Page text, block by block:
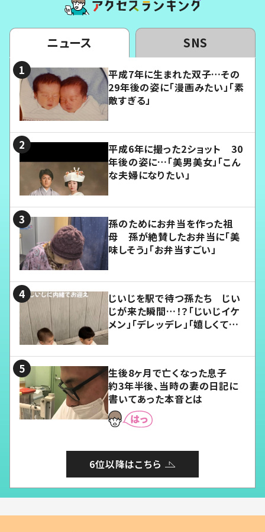
ニュース SNS
平成7年に生まれた双子…その
29年後の姿に「漫画みたい」「素
敵すぎる」
平成6年に撮った2ショット 30
年後の姿に…「美男美女」「こん
な夫婦になりたい」
孫のためにお弁当を作った祖
母 孫が絶賛したお弁当に「美
味しそう」「お弁当すごい」
じいじを駅で待つ孫たち じい
じが来た瞬間…！？「じいじイケ
メン」「デレッデレ」「嬉しくて可
生後8ヶ月で亡くなった息子
約3年半後、当時の妻の日記に
書いてあった本音とは
6位以降はこちら